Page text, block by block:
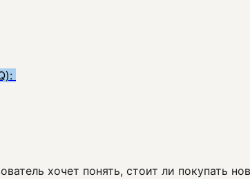
хочет понять, стоит ли покупать